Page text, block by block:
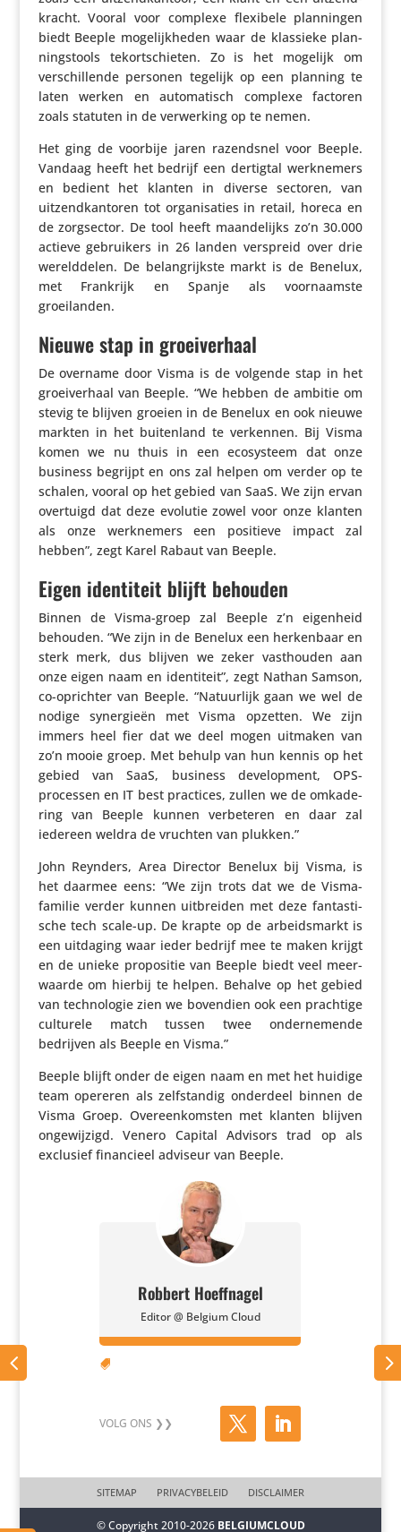
kracht. Vooral voor complexe flexibele plan­ningen
biedt Beeple moge­lijk­heden waar de klassieke plan­
ningstools tekort­schieten. Zo is het mogelijk om
verschil­lende personen tegelijk op een planning te
laten werken en auto­ma­tisch complexe factoren
zoals statuten in de verwer­king op te nemen.
Het ging de voorbije jaren razend­snel voor Beeple.
Vandaag heeft het bedrijf een dertigtal werk­ne­mers
en bedient het klanten in diverse sectoren, van
uitzend­kan­toren tot orga­ni­sa­ties in retail, horeca en
de zorg­sector. De tool heeft maan­de­lijks zo’n 30.000
actieve gebrui­kers in 26 landen verspreid over drie
wereld­delen. De belang­rijkste markt is de Benelux,
met Frankrijk en Spanje als voor­naamste
groeilanden.
Nieuwe stap in groeiverhaal
De overname door Visma is de volgende stap in het
groei­ver­haal van Beeple. “We hebben de ambitie om
stevig te blijven groeien in de Benelux en ook nieuwe
markten in het buiten­land te verkennen. Bij Visma
komen we nu thuis in een ecosys­teem dat onze
business begrijpt en ons zal helpen om verder op te
schalen, vooral op het gebied van SaaS. We zijn ervan
overtuigd dat deze evolutie zowel voor onze klanten
als onze werk­ne­mers een positieve impact zal
hebben”, zegt Karel Rabaut van Beeple.
Eigen identiteit blijft behouden
Binnen de Visma-groep zal Beeple z’n eigenheid
behouden. “We zijn in de Benelux een herken­baar en
sterk merk, dus blijven we zeker vast­houden aan
onze eigen naam en iden­ti­teit”, zegt Nathan Samson,
co-oprichter van Beeple. “Natuur­lijk gaan we wel de
nodige syner­gieën met Visma opzetten. We zijn
immers heel fier dat we deel mogen uitmaken van
zo’n mooie groep. Met behulp van hun kennis op het
gebied van SaaS, business devel­op­ment, OPS-
processen en IT best practices, zullen we de omka­de­
ring van Beeple kunnen verbe­teren en daar zal
iedereen weldra de vruchten van plukken.”
John Reynders, Area Director Benelux bij Visma, is
het daarmee eens: “We zijn trots dat we de Visma-
familie verder kunnen uitbreiden met deze fantas­ti­
sche tech scale-up. De krapte op de arbeids­markt is
een uitdaging waar ieder bedrijf mee te maken krijgt
en de unieke propo­sitie van Beeple biedt veel meer­
waarde om hierbij te helpen. Behalve op het gebied
van tech­no­logie zien we bovendien ook een prachtige
culturele match tussen twee onder­ne­mende
bedrijven als Beeple en Visma.”
Beeple blijft onder de eigen naam en met het huidige
team opereren als zelf­standig onderdeel binnen de
Visma Groep. Over­een­kom­sten met klanten blijven
onge­wij­zigd. Venero Capital Advisors trad op als
exclusief finan­cieel adviseur van Beeple.
Robbert Hoeffnagel
Editor @ Belgium Cloud

SITEMAP PRIVACYBELEID DISCLAIMER
© Copyright 2010-2026 BELGIUMCLOUD